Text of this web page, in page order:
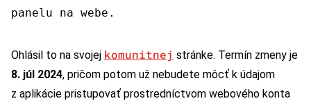
panelu na webe.
Ohlásil to na svojej komunitnej stránke. Termín zmeny je
8. júl 2024, pričom potom už nebudete môcť k údajom
z aplikácie pristupovať prostredníctvom webového konta